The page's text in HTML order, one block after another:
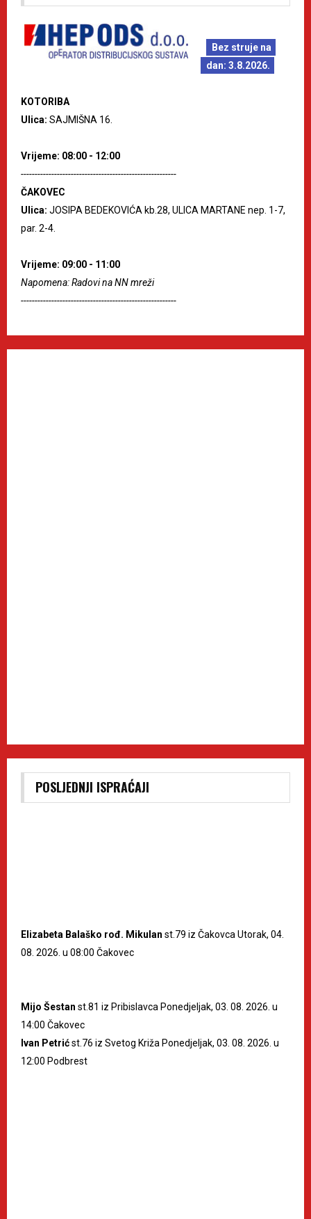
Bez struje na
dan: 3.8.2026.
KOTORIBA
Ulica: SAJMIŠNA 16.
Vrijeme: 08:00 - 12:00
--------------------------------------------------------
ČAKOVEC
Ulica: JOSIPA BEDEKOVIĆA kb.28, ULICA MARTANE nep. 1-7,
par. 2-4.
Vrijeme: 09:00 - 11:00
Napomena: Radovi na NN mreži
--------------------------------------------------------
POSLJEDNJI ISPRAĆAJI
Elizabeta Balaško rođ. Mikulan st.79 iz Čakovca Utorak, 04.
08. 2026. u 08:00 Čakovec
Mijo Šestan st.81 iz Pribislavca Ponedjeljak, 03. 08. 2026. u
14:00 Čakovec
Ivan Petrićst.76 iz Svetog Križa Ponedjeljak, 03. 08. 2026. u
12:00 Podbrest